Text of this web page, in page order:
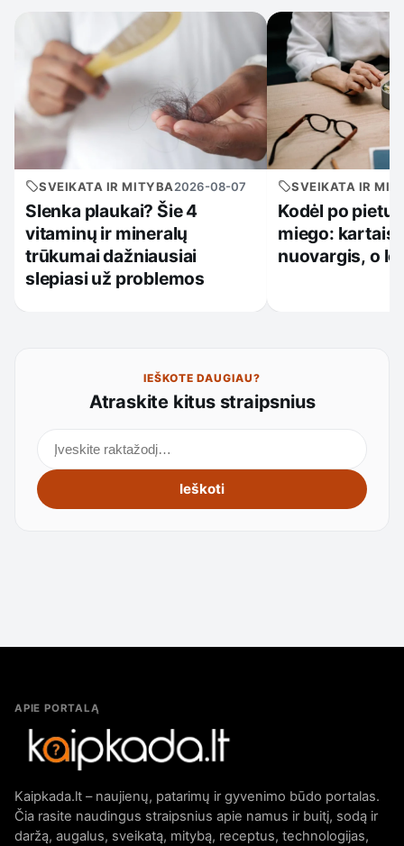
SVEIKATA IR MITYBA2026-08-07
Slenka plaukai? Šie 4
vitaminų ir mineralų
trūkumai dažniausiai
slepiasi už problemos
SVEIKATA IR
Kodėl po pietų
miego: kartais
nuovargis, o
IEŠKOTE DAUGIAU?
Atraskite kitus straipsnius
Ieškoti
APIE PORTALĄ
Kaipkada.lt – naujienų, patarimų ir gyvenimo būdo portalas.
Čia rasite naudingus straipsnius apie namus ir buitį, sodą ir
daržą, augalus, sveikatą, mitybą, receptus, technologijas,